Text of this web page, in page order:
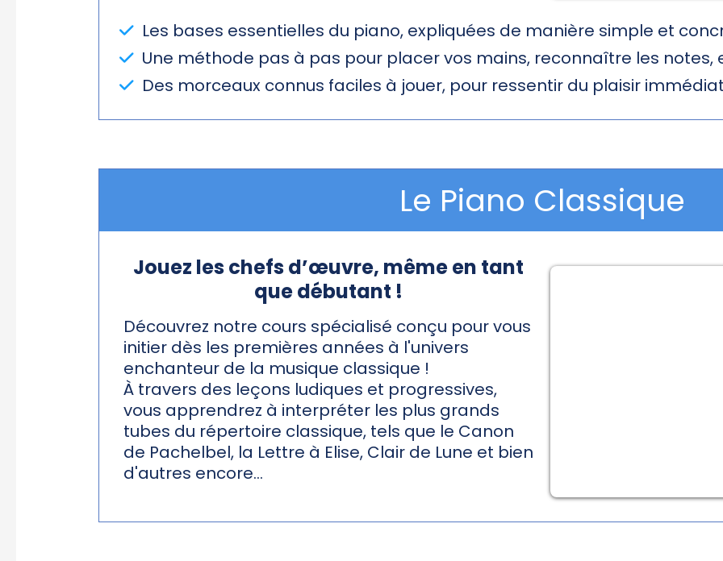
Les bases essentielles du piano, expliquées de manière simple et
Une méthode pas à pas pour placer vos mains, reconnaître les
Des morceaux connus faciles à jouer, pour ressentir du plaisir
Le Piano Classique
Jouez les chefs d’œuvre, même en tant
que débutant !
Découvrez notre cours spécialisé conçu pour vous
initier dès les premières années à l'univers
enchanteur de la musique classique !
À travers des leçons ludiques et progressives,
vous apprendrez à interpréter les plus grands
tubes du répertoire classique, tels que le Canon
de Pachelbel, la Lettre à Elise, Clair de Lune et bien
d'autres encore...